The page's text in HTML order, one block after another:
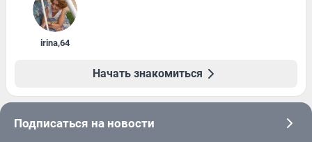
irina,64
Начать знакомиться
Подписаться на новости